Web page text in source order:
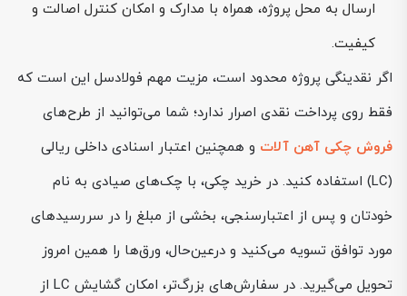
ارسال به محل پروژه، همراه با مدارک و امکان کنترل اصالت و
کیفیت.
اگر نقدینگی پروژه محدود است، مزیت مهم فولادسل این است که
فقط روی پرداخت نقدی اصرار ندارد؛ شما می‌توانید از طرح‌های
فروش چکی آهن آلات و همچنین اعتبار اسنادی داخلی ریالی
(LC) استفاده کنید. در خرید چکی، با چک‌های صیادی به نام
خودتان و پس از اعتبارسنجی، بخشی از مبلغ را در سررسیدهای
مورد توافق تسویه می‌کنید و درعین‌حال، ورق‌ها را همین امروز
تحویل می‌گیرید. در سفارش‌های بزرگ‌تر، امکان گشایش LC از